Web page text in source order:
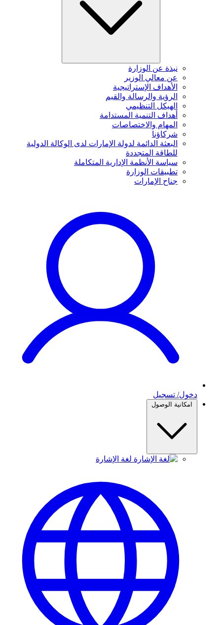
نبذة عن الوزارة
عن معالي الوزير
الأهداف الإستراتيجية
الرؤية والرسالة والقيم
الهيكل التنظيمي
أهداف التنمية المستدامة
المهام والاختصاصات
شركاؤنا
البعثة الدائمة لدولة الإمارات لدى الوكالة الدولية
للطاقة المتجددة
سياسة الأنظمة الإدارية المتكاملة
تطبيقات الوزارة
جناح الإمارات
دخول/ تسجيل
امكانية الوصول
لغة الإشارة